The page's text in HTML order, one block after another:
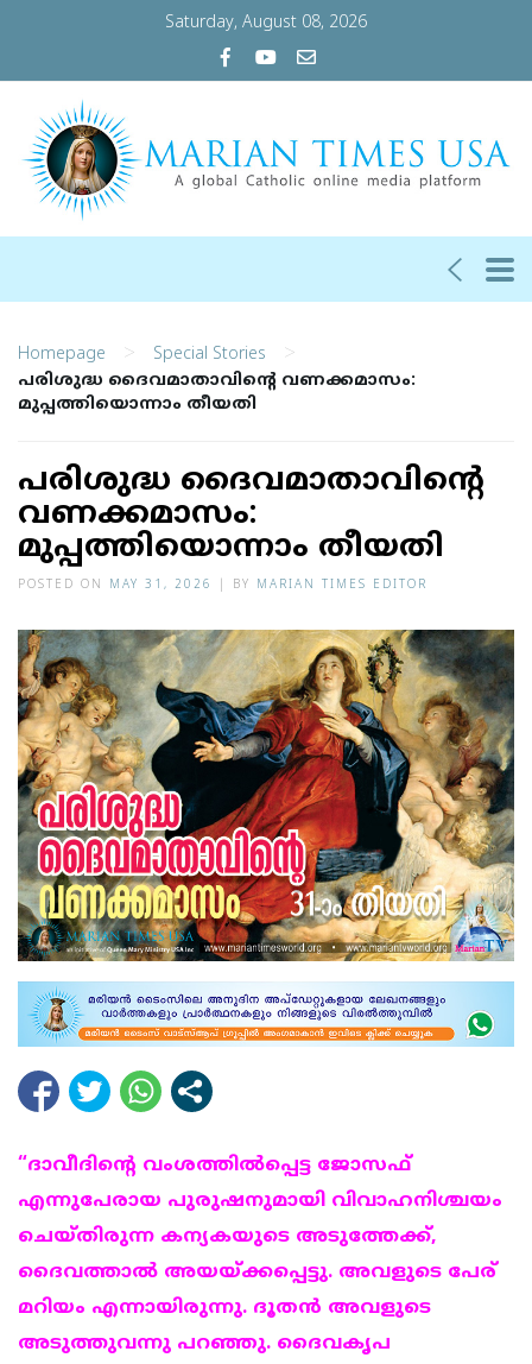
Saturday, August 08, 2026
Homepage > Special Stories >
പരിശുദ്ധ ദൈവമാതാവിന്റെ വണക്കമാസം:
മുപ്പത്തിയൊന്നാം തീയതി
പരിശുദ്ധ ദൈവമാതാവിന്റെ
വണക്കമാസം:
മുപ്പത്തിയൊന്നാം തീയതി
POSTED ON MAY 31, 2026 BY MARIAN TIMES EDITOR
“ദാവീദിന്റെ വംശത്തില്‍പ്പെട്ട ജോസഫ്
എന്നുപേരായ പുരുഷനുമായി വിവാഹനിശ്ചയം
ചെയ്തിരുന്ന കന്യകയുടെ അടുത്തേക്ക്,
ദൈവത്താല്‍ അയയ്ക്കപ്പെട്ടു. അവളുടെ പേര്
മറിയം എന്നായിരുന്നു. ദൂതന്‍ അവളുടെ
അടുത്തുവന്നു പറഞ്ഞു. ദൈവകൃപ